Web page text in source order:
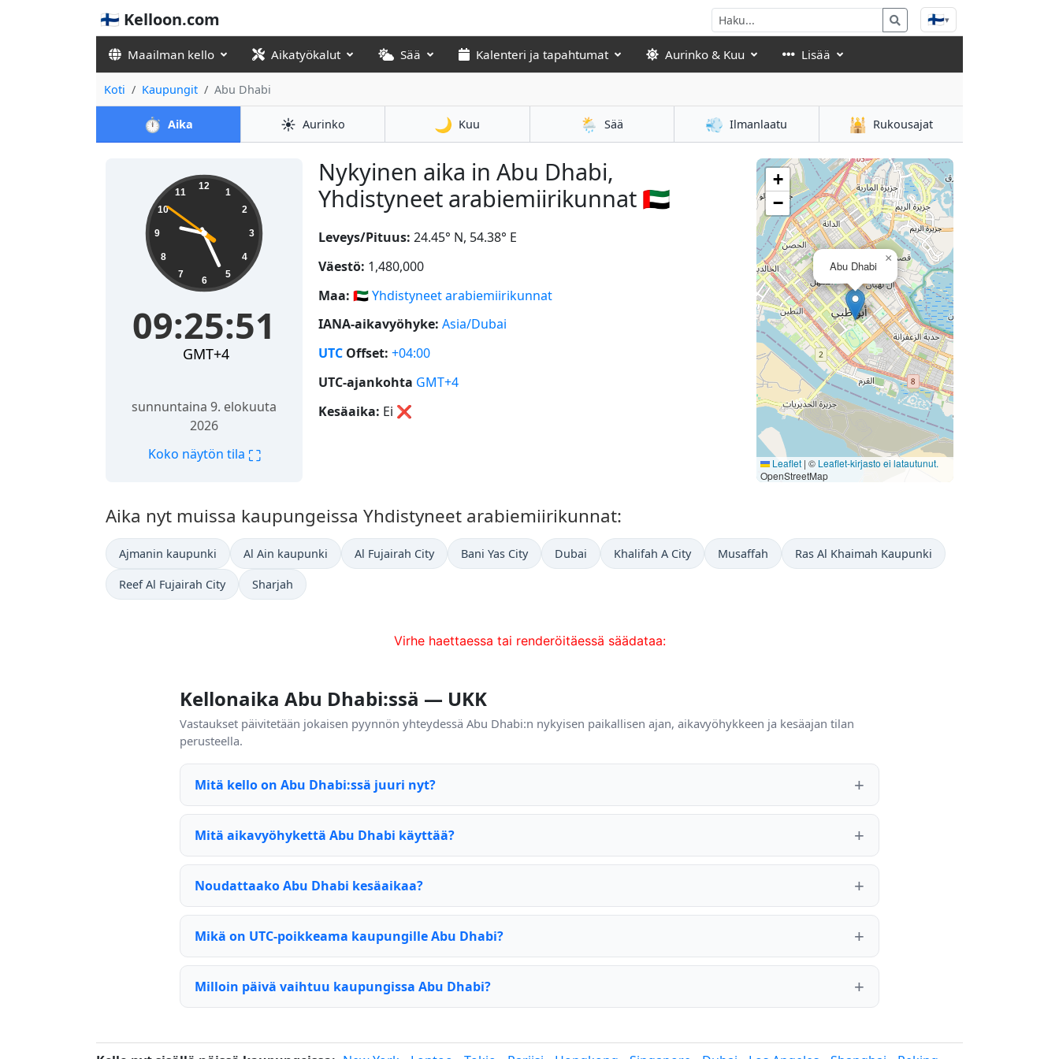
🇫🇮 Kelloon.com 🇫🇮▾
Maailman kello Aikatyökalut Sää Kalenteri ja tapahtumat Aurinko & Kuu Lisää
Koti Kaupungit Abu Dhabi
⏱️ Aika ☀️ Aurinko 🌙 Kuu 🌦️ Sää 💨 Ilmanlaatu 🕌 Rukousajat
Nykyinen aika in Abu Dhabi,
Yhdistyneet arabiemiirikunnat 🇦🇪
09:25:51 12
1
2
3
4
5
6
7
8
9
10
11
09:25:51
GMT+4
sunnuntaina 9. elokuuta
2026
Koko näytön tila ⛶
Leveys/Pituus: 24.45° N, 54.38° E
Väestö: 1,480,000
Maa: 🇦🇪Yhdistyneet arabiemiirikunnat
IANA-aikavyöhyke: Asia/Dubai
UTC Offset: +04:00
UTC-ajankohta GMT+4
Kesäaika: Ei ❌
Abu Dhabi
×
+
−
Leaflet | © Leaflet-kirjasto ei latautunut.
OpenStreetMap
Aika nyt muissa kaupungeissa Yhdistyneet arabiemiirikunnat:
Ajmanin kaupunki Al Ain kaupunki Al Fujairah City Bani Yas City Dubai Khalifah A City Musaffah Ras Al Khaimah Kaupunki
Reef Al Fujairah City Sharjah
Virhe haettaessa tai renderöitäessä säädataa:
Kellonaika Abu Dhabi:ssä — UKK
Vastaukset päivitetään jokaisen pyynnön yhteydessä Abu Dhabi:n nykyisen paikallisen ajan, aikavyöhykkeen ja kesäajan tilan
perusteella.
Mitä kello on Abu Dhabi:ssä juuri nyt?
Mitä aikavyöhykettä Abu Dhabi käyttää?
Noudattaako Abu Dhabi kesäaikaa?
Mikä on UTC-poikkeama kaupungille Abu Dhabi?
Milloin päivä vaihtuu kaupungissa Abu Dhabi?